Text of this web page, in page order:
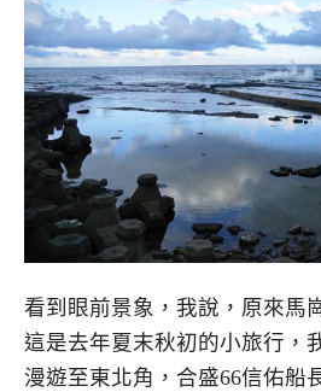
看到眼前景象，我說，原來馬
這是去年夏末秋初的小旅行，
漫遊至東北角，合盛66信佑船